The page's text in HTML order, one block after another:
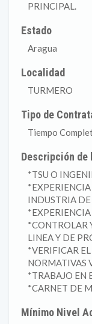
PRINCIPAL.
Estado
Aragua
Localidad
TURMERO
Tipo de
Tiempo
Descripción de
*TSU O
INDUSTRIA
*CONTROLAR
LINEA Y DE
*VERIFICAR
NORMATIVAS
*TRABAJO EN
*CARNET DE
Mínimo Nivel